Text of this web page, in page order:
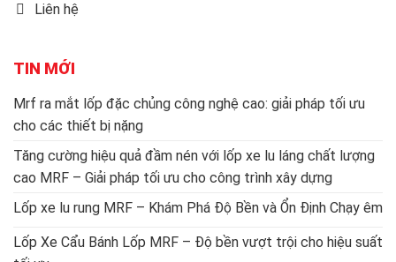
Liên hệ
TIN MỚI
Mrf ra mắt lốp đặc chủng công nghệ cao: giải pháp tối ưu
cho các thiết bị nặng
Tăng cường hiệu quả đầm nén với lốp xe lu láng chất lượng
cao MRF – Giải pháp tối ưu cho công trình xây dựng
Lốp xe lu rung MRF – Khám Phá Độ Bền và Ổn Định Chạy êm
Lốp Xe Cẩu Bánh Lốp MRF – Độ bền vượt trội cho hiệu suất